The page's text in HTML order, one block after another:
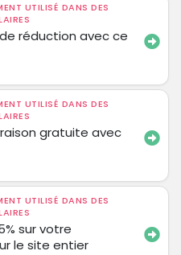
UTILISÉ DANS DES
réduction avec ce
UTILISÉ DANS DES
gratuite avec
UTILISÉ DANS DES
sur votre
le site entier